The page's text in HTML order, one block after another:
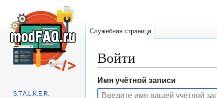
Войти
Перейти
к
Перейти
к
Имя учётной записи
Служебная страница
S.T.A.L.K.E.R.